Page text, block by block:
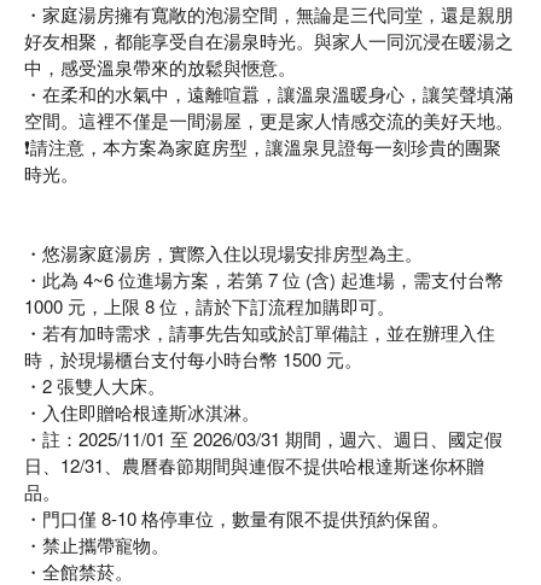
・家庭湯房擁有寬敞的泡湯空間，無論是三代同堂，還是親朋
好友相聚，都能享受自在湯泉時光。與家人一同沉浸在暖湯之
中，感受溫泉帶來的放鬆與愜意。
・在柔和的水氣中，遠離喧囂，讓溫泉溫暖身心，讓笑聲填滿
空間。這裡不僅是一間湯屋，更是家人情感交流的美好天地。
❗️請注意，本方案為家庭房型，讓溫泉見證每一刻珍貴的團聚
時光。
・悠湯家庭湯房，實際入住以現場安排房型為主。
・此為 4~6 位進場方案，若第 7 位 (含) 起進場，需支付台幣
1000 元，上限 8 位，請於下訂流程加購即可。
・若有加時需求，請事先告知或於訂單備註，並在辦理入住
時，於現場櫃台支付每小時台幣 1500 元。
・2 張雙人大床。
・入住即贈哈根達斯冰淇淋。
・註：2025/11/01 至 2026/03/31 期間，週六、週日、國定假
日、12/31、農曆春節期間與連假不提供哈根達斯迷你杯贈
品。
・門口僅 8-10 格停車位，數量有限不提供預約保留。
・禁止攜帶寵物。
・全館禁菸。